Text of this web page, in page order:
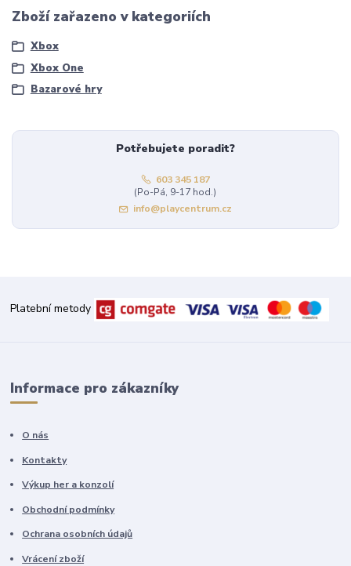
Zboží zařazeno v kategoriích
Xbox
Xbox One
Bazarové hry
Potřebujete poradit?
603 345 187
(Po-Pá, 9-17 hod.)
info@playcentrum.cz
Platební metody
Informace pro zákazníky
O nás
Kontakty
Výkup her a konzolí
Obchodní podmínky
Ochrana osobních údajů
Vrácení zboží